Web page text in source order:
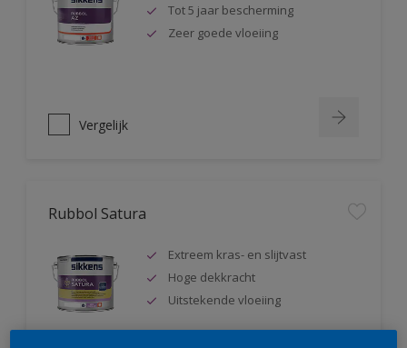
Tot 5 jaar bescherming
Zeer goede vloeiing
Vergelijk
Rubbol Satura
Extreem kras- en slijtvast
Hoge dekkracht
Uitstekende vloeiing